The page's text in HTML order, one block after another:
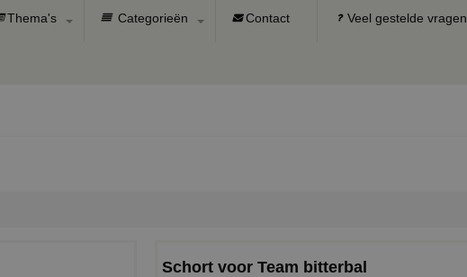
Thema's Categorieën Contact Veel gestelde vragen
Schort voor Team bitterbal